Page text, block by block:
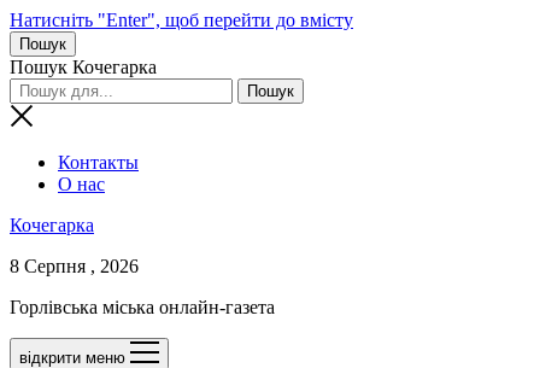
Натисніть "Enter", щоб перейти до вмісту
Пошук
Пошук Кочегарка
Контакты
О нас
Кочегарка
8 Серпня , 2026
Горлівська міська онлайн-газета
відкрити меню